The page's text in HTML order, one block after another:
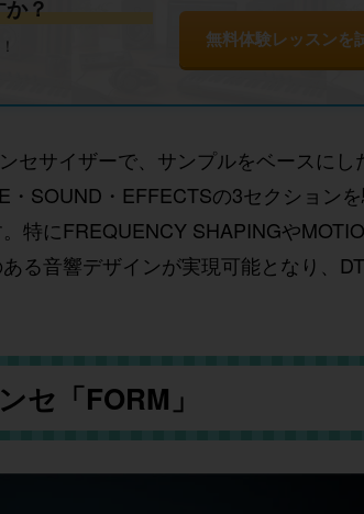
？
無料体験レッスン
セサイザーで、サンプルをベースにし
SOUND・EFFECTSの3セクション
特にFREQUENCY SHAPINGや
る音響デザインが実現可能となり、
セ「FORM」